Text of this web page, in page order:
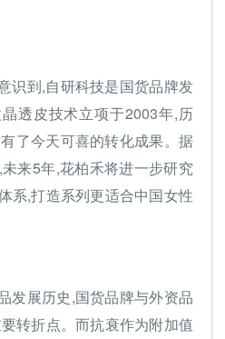
识到,自研科技是国货品牌发
透皮技术立项于2003年,历
了今天可喜的转化成果。据
来5年,花柏禾将进一步研究
系,打造系列更适合中国女性
发展历史,国货品牌与外资品
转折点。而抗衰作为附加值